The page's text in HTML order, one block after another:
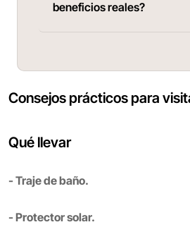
beneficios reales?
Consejos prácticos para
Qué llevar
- Traje de baño.
- Protector solar.